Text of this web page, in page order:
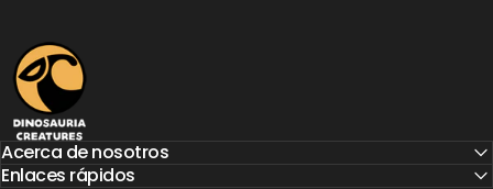
Dinosauria Creatures
Acerca de nosotros
Enlaces rápidos